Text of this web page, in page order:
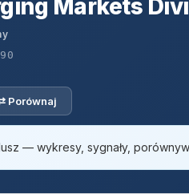
Markets
Porównaj
— wykresy, sygnały,